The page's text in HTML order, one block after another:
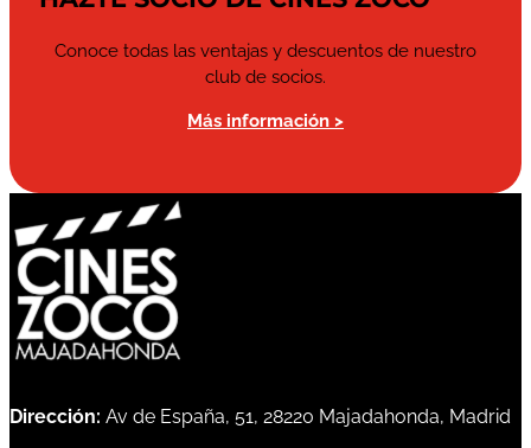
Conoce todas las ventajas y descuentos de nuestro
club de socios.
Más información >
Dirección: Av de España, 51, 28220 Majadahonda, Madrid